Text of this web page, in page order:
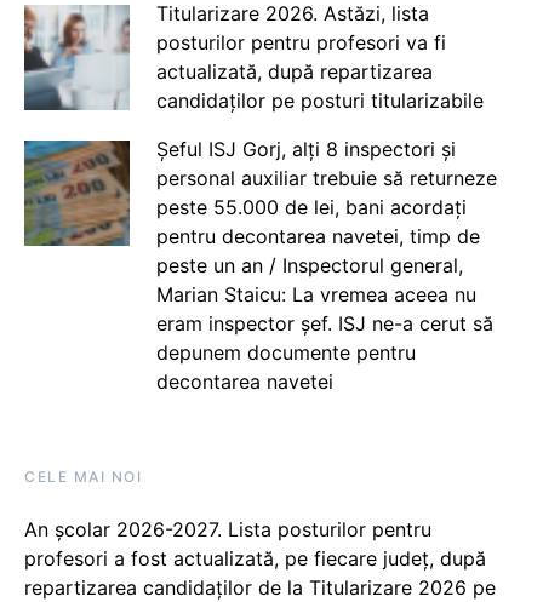
Titularizare 2026. Astăzi, lista
posturilor pentru profesori va fi
actualizată, după repartizarea
candidaților pe posturi titularizabile
Șeful ISJ Gorj, alți 8 inspectori și
personal auxiliar trebuie să returneze
peste 55.000 de lei, bani acordați
pentru decontarea navetei, timp de
peste un an / Inspectorul general,
Marian Staicu: La vremea aceea nu
eram inspector șef. ISJ ne-a cerut să
depunem documente pentru
decontarea navetei
CELE MAI NOI
An școlar 2026-2027. Lista posturilor pentru
profesori a fost actualizată, pe fiecare județ, după
repartizarea candidaților de la Titularizare 2026 pe